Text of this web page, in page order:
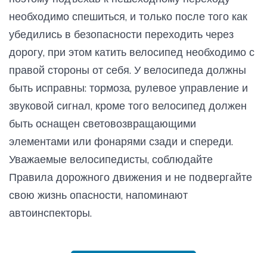
необходимо спешиться, и только после того как
убедились в безопасности переходить через
дорогу, при этом катить велосипед необходимо с
правой стороны от себя. У велосипеда должны
быть исправны: тормоза, рулевое управление и
звуковой сигнал, кроме того велосипед должен
быть оснащен световозвращающими
элементами или фонарями сзади и спереди.
Уважаемые велосипедисты, соблюдайте
Правила дорожного движения и не подвергайте
свою жизнь опасности, напоминают
автоинспекторы.